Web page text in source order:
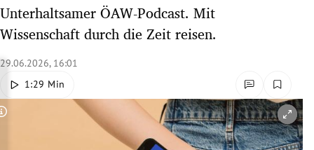
Untermenü
Untermenü
Unterhaltsamer ÖAW-Podcast. Mit
Wissenschaft durch die Zeit reisen.
29.06.2026, 16:01
1:29 Min
Copyright-Hinweis öffnen/schließen